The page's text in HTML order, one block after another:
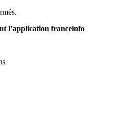
l’application franceinfo